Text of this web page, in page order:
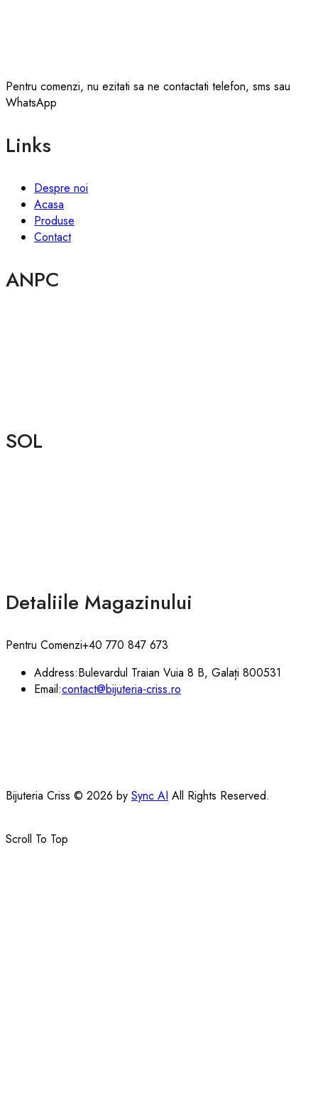
Pentru comenzi, nu ezitati sa ne contactati telefon, sms sau
WhatsApp
Links
Despre noi
Acasa
Produse
Contact
ANPC
SOL
Detaliile Magazinului
Pentru Comenzi+40 770 847 673
Address:Bulevardul Traian Vuia 8 B, Galați 800531
Email:contact@bijuteria-criss.ro
Bijuteria Criss © 2026 by Sync AI All Rights Reserved.
Scroll To Top